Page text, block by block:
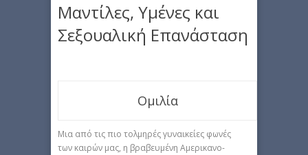
Μαντίλες, Υμένες και
Σεξουαλική Επανάσταση
Ομιλία
Mια από τις πιο τολμηρές γυναικείες φωνές
των καιρών μας, η βραβευμένη Αμερικανο-